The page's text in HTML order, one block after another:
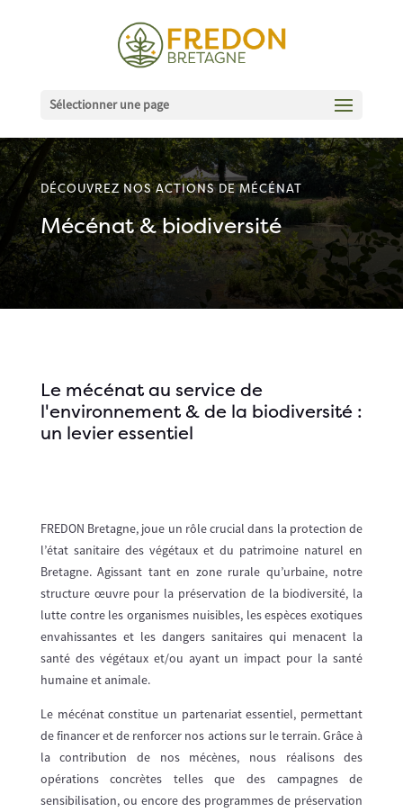
Sélectionner une page
DÉCOUVREZ NOS ACTIONS DE MÉCÉNAT
Mécénat & biodiversité
Le mécénat au service de
l'environnement & de la biodiversité :
un levier essentiel
FREDON Bretagne, joue un rôle crucial dans la protection de
l’état sanitaire des végétaux et du patrimoine naturel en
Bretagne. Agissant tant en zone rurale qu’urbaine, notre
structure œuvre pour la préservation de la biodiversité, la
lutte contre les organismes nuisibles, les espèces exotiques
envahissantes et les dangers sanitaires qui menacent la
santé des végétaux et/ou ayant un impact pour la santé
humaine et animale.
Le mécénat constitue un partenariat essentiel, permettant
de financer et de renforcer nos actions sur le terrain. Grâce à
la contribution de nos mécènes, nous réalisons des
opérations concrètes telles que des campagnes de
sensibilisation, ou encore des programmes de préservation